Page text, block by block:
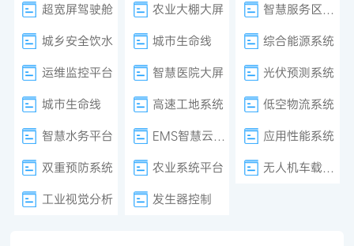
超宽屏驾驶舱
农业大棚大屏
智慧服务区系统
城乡安全饮水
城市生命线
综合能源系统
运维监控平台
智慧医院大屏
光伏预测系统
城市生命线
高速工地系统
低空物流系统
智慧水务平台
EMS智慧云平台
应用性能系统
双重预防系统
农业系统平台
无人机车载巡检
工业视觉分析
发生器控制